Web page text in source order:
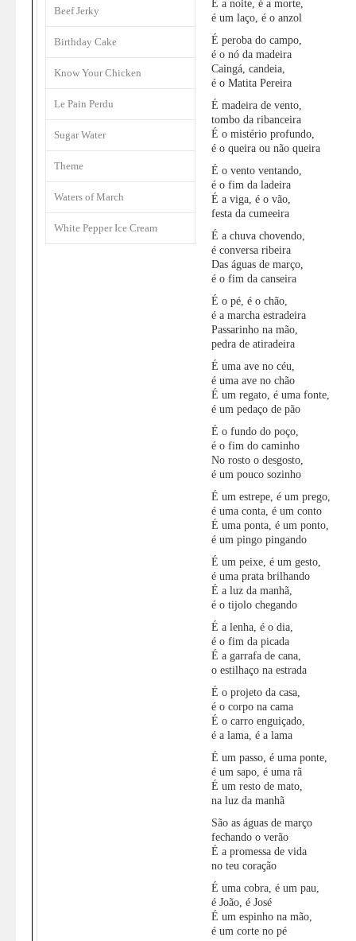
Beef Jerky
Birthday Cake
Know Your Chicken
Le Pain Perdu
Sugar Water
Theme
Waters of March
White Pepper Ice Cream
É a noite, é a morte,
é um laço, é o anzol
É peroba do campo,
é o nó da madeira
Caingá, candeia,
é o Matita Pereira
É madeira de vento,
tombo da ribanceira
É o mistério profundo,
é o queira ou não queira
É o vento ventando,
é o fim da ladeira
É a viga, é o vão,
festa da cumeeira
É a chuva chovendo,
é conversa ribeira
Das águas de março,
é o fim da canseira
É o pé, é o chão,
é a marcha estradeira
Passarinho na mão,
pedra de atiradeira
É uma ave no céu,
é uma ave no chão
É um regato, é uma fonte,
é um pedaço de pão
É o fundo do poço,
é o fim do caminho
No rosto o desgosto,
é um pouco sozinho
É um estrepe, é um prego,
é uma conta, é um conto
É uma ponta, é um ponto,
é um pingo pingando
É um peixe, é um gesto,
é uma prata brilhando
É a luz da manhã,
é o tijolo chegando
É a lenha, é o dia,
é o fim da picada
É a garrafa de cana,
o estilhaço na estrada
É o projeto da casa,
é o corpo na cama
É o carro enguiçado,
é a lama, é a lama
É um passo, é uma ponte,
é um sapo, é uma rã
É um resto de mato,
na luz da manhã
São as águas de março
fechando o verão
É a promessa de vida
no teu coração
É uma cobra, é um pau,
é João, é José
É um espinho na mão,
é um corte no pé